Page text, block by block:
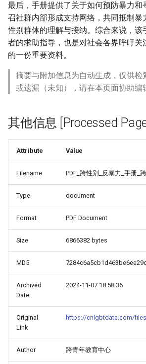
最后，手册提供了关于如何预防暴力和
召社群内部形成支持网络，共同抵制暴
性别群体的理解与接纳。综合来说，该
者的求助指导，也是对社会各界呼吁关
的一份重要资料。
摘要与附加信息为自动生成，仅供检
或遗漏（未知），请在本页面协助编
其他信息 [Processed
Attribute Value
Filename PDF_跨性别_反暴力_手册_
Type document
Format PDF Document
Size 6866382 bytes
MD5
Archived
Date
2024-11-07 18:58:36
Original
Link
https://cnlgbtdata.com/files/
Author 跨青年教育中心